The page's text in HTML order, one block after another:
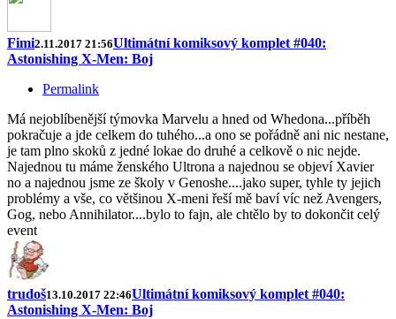
Fimi2.11.2017 21:56Ultimátní komiksový komplet #040:
Astonishing X-Men: Boj
Permalink
Má nejoblíbenější týmovka Marvelu a hned od Whedona...příběh
pokračuje a jde celkem do tuhého...a ono se pořádně ani nic nestane,
je tam plno skoků z jedné lokae do druhé a celkově o nic nejde.
Najednou tu máme ženského Ultrona a najednou se objeví Xavier
no a najednou jsme ze školy v Genoshe....jako super, tyhle ty jejich
problémy a vše, co většinou X-meni řeší mě baví víc než Avengers,
Gog, nebo Annihilator....bylo to fajn, ale chtělo by to dokončit celý
event
trudoš13.10.2017 22:46Ultimátní komiksový komplet #040:
Astonishing X-Men: Boj